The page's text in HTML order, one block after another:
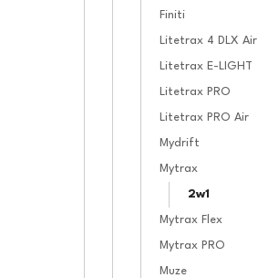
Finiti
Litetrax 4 DLX Air
Litetrax E-LIGHT
Litetrax PRO
Litetrax PRO Air
Mydrift
Mytrax
2w1
Mytrax Flex
Mytrax PRO
Muze